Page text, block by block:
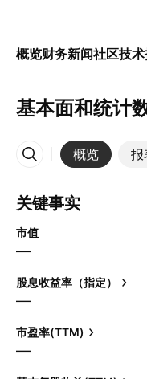
概览财务新闻社区技
基本面和统计
概览 报
更多
关键事实
市值
—
股息收益率（指定）
—
市盈率(TTM)
—